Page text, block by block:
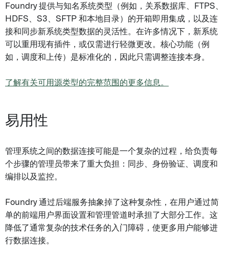
Foundry 提供与知名系统类型（例如，关系数据库、FTPS、
HDFS、S3、SFTP 和本地目录）的开箱即用集成，以及连
接和同步新系统类型数据的灵活性。在许多情况下，新系统
可以重用现有插件，或仅需进行轻微更改。核心功能（例
如，调度和上传）是标准化的，因此只需调整连接本身。
了解有关可用源类型的完整范围的更多信息。
易用性
管理系统之间的数据连接可能是一个复杂的过程，给负责每
个步骤的管理员带来了重大负担：同步、身份验证、调度和
编排以及监控。
Foundry 通过后端服务抽象掉了这种复杂性，在用户通过简
单的前端用户界面设置和管理管道时承担了大部分工作。这
降低了通常复杂的技术任务的入门障碍，使更多用户能够进
行数据连接。